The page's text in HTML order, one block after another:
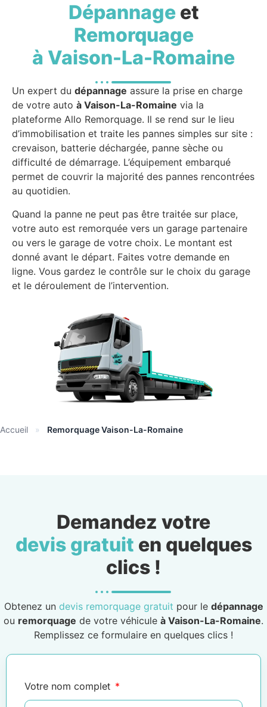
Dépannageet
Remorquage
à Vaison-La-Romaine
Un expert du dépannage assure la prise en charge
de votre auto à Vaison-La-Romaine via la
plateforme Allo Remorquage. Il se rend sur le lieu
d’immobilisation et traite les pannes simples sur site :
crevaison, batterie déchargée, panne sèche ou
difficulté de démarrage. L’équipement embarqué
permet de couvrir la majorité des pannes rencontrées
au quotidien.
Quand la panne ne peut pas être traitée sur place,
votre auto est remorquée vers un garage partenaire
ou vers le garage de votre choix. Le montant est
donné avant le départ. Faites votre demande en
ligne. Vous gardez le contrôle sur le choix du garage
et le déroulement de l’intervention.
Accueil » Remorquage Vaison-La-Romaine
Demandez votre
devis gratuit en quelques
clics !
Obtenez un devis remorquage gratuit pour le dépannage
ou remorquage de votre véhicule à Vaison-La-Romaine.
Remplissez ce formulaire en quelques clics !
Votre nom complet